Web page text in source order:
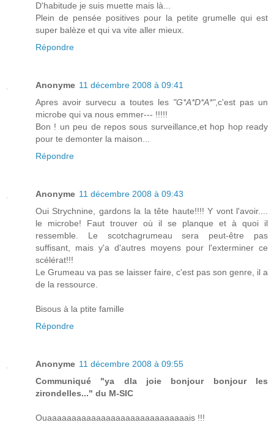
D'habitude je suis muette mais là...
Plein de pensée positives pour la petite grumelle qui est
super balèze et qui va vite aller mieux.
Répondre
Anonyme 11 décembre 2008 à 09:41
Apres avoir survecu a toutes les "G*A*D*A*",c'est pas un
microbe qui va nous emmer--- !!!!!
Bon ! un peu de repos sous surveillance,et hop hop ready
pour te demonter la maison...
Répondre
Anonyme 11 décembre 2008 à 09:43
Oui Strychnine, gardons la la tête haute!!!! Y vont l'avoir....
le microbe! Faut trouver où il se planque et à quoi il
ressemble. Le scotchagrumeau sera peut-être pas
suffisant, mais y'a d'autres moyens pour l'exterminer ce
scélérat!!!
Le Grumeau va pas se laisser faire, c'est pas son genre, il a
de la ressource.
Bisous à la ptite famille
Répondre
Anonyme 11 décembre 2008 à 09:55
Communiqué "ya dla joie bonjour bonjour les
zirondelles..." du M-SIC
Ouaaaaaaaaaaaaaaaaaaaaaaaaaaaaais !!!